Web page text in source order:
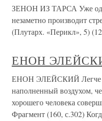
ЗЕНОН ИЗ ТАРСА Уже
незаметно производит
(Плутарх. «Перикл», 5)
ЕНОН
ЕНОН ЭЛЕЙСКИЙ Легче
наполненный воздухом,
хорошего человека
Фрагмент (160, с.302)